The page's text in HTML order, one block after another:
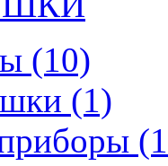
(10)
(1)